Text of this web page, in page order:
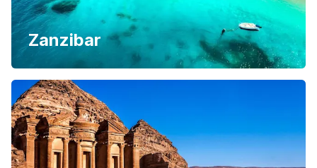
Zanzibar